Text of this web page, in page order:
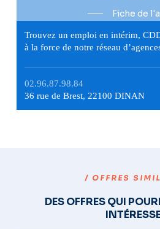
Fiche de
Trouvez un emploi en intérim,
à la force de notre réseau
02.96.87.98.84
36 rue de Brest, 22100 DINAN
/ OFFRES
DES OFFRES QUI